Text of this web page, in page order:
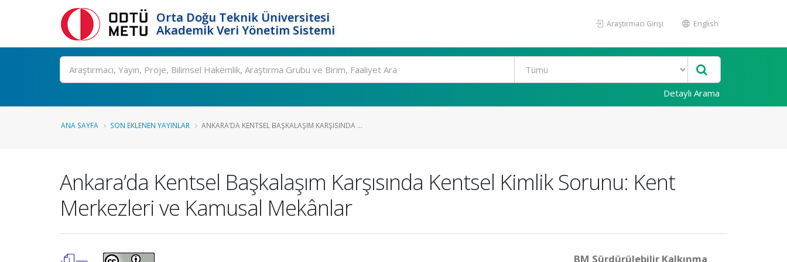
Orta Doğu Teknik Üniversitesi
Akademik Veri Yönetim Sistemi
Araştırmacı Girişi English
Ara
Detaylı Arama
ANA SAYFA SON EKLENEN YAYINLAR ANKARA’DA KENTSEL BAŞKALAŞIM KARŞISINDA ...
Ankara’da Kentsel Başkalaşım Karşısında Kentsel Kimlik Sorunu: Kent
Merkezleri ve Kamusal Mekânlar
BM Sürdürülebilir Kalkınma